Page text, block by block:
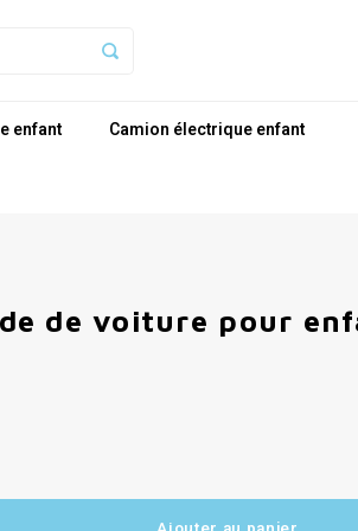
enfant Camion électrique enfant
de voiture pour